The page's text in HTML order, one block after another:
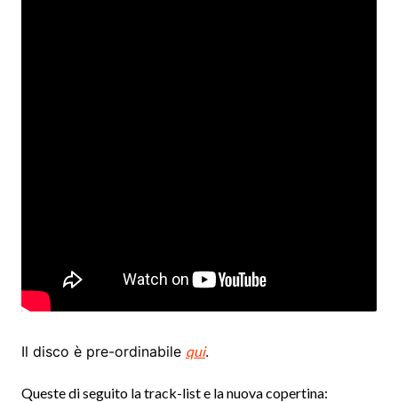
Il disco è pre-ordinabile qui.
Queste di seguito la track-list e la nuova copertina: